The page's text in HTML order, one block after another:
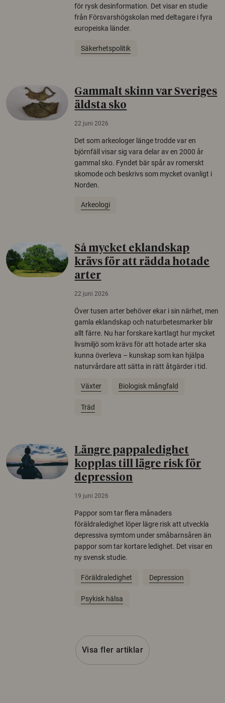
för rysk desinformation. Det visar en studie
från Försvarshögskolan med deltagare i fyra
europeiska länder.
Säkerhetspolitik
Gammalt skinn var Sveriges
äldsta sko
22 juni 2026
Det som arkeologer länge trodde var en
björnfäll visar sig vara delar av en 2000 år
gammal sko. Fyndet bär spår av romerskt
skomode och beskrivs som mycket ovanligt i
Norden.
Arkeologi
Så mycket eklandskap
krävs för att rädda hotade
arter
22 juni 2026
Över tusen arter behöver ekar i sin närhet, men
gamla eklandskap och naturbetesmarker blir
allt färre. Nu har forskare kartlagt hur mycket
livsmiljö som krävs för att hotade arter ska
kunna överleva – kunskap som kan hjälpa
naturvårdare att sätta in rätt åtgärder i tid.
Växter Biologisk mångfald
Träd
Längre pappaledighet
kopplas till lägre risk för
depression
19 juni 2026
Pappor som tar flera månaders
föräldraledighet löper lägre risk att utveckla
depressiva symtom under småbarnsåren än
pappor som tar kortare ledighet. Det visar en
ny svensk studie.
Föräldraledighet Depression
Psykisk hälsa
Visa fler artiklar